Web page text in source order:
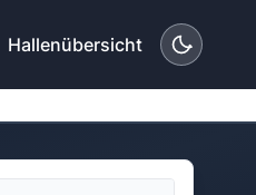
Hallenübersicht